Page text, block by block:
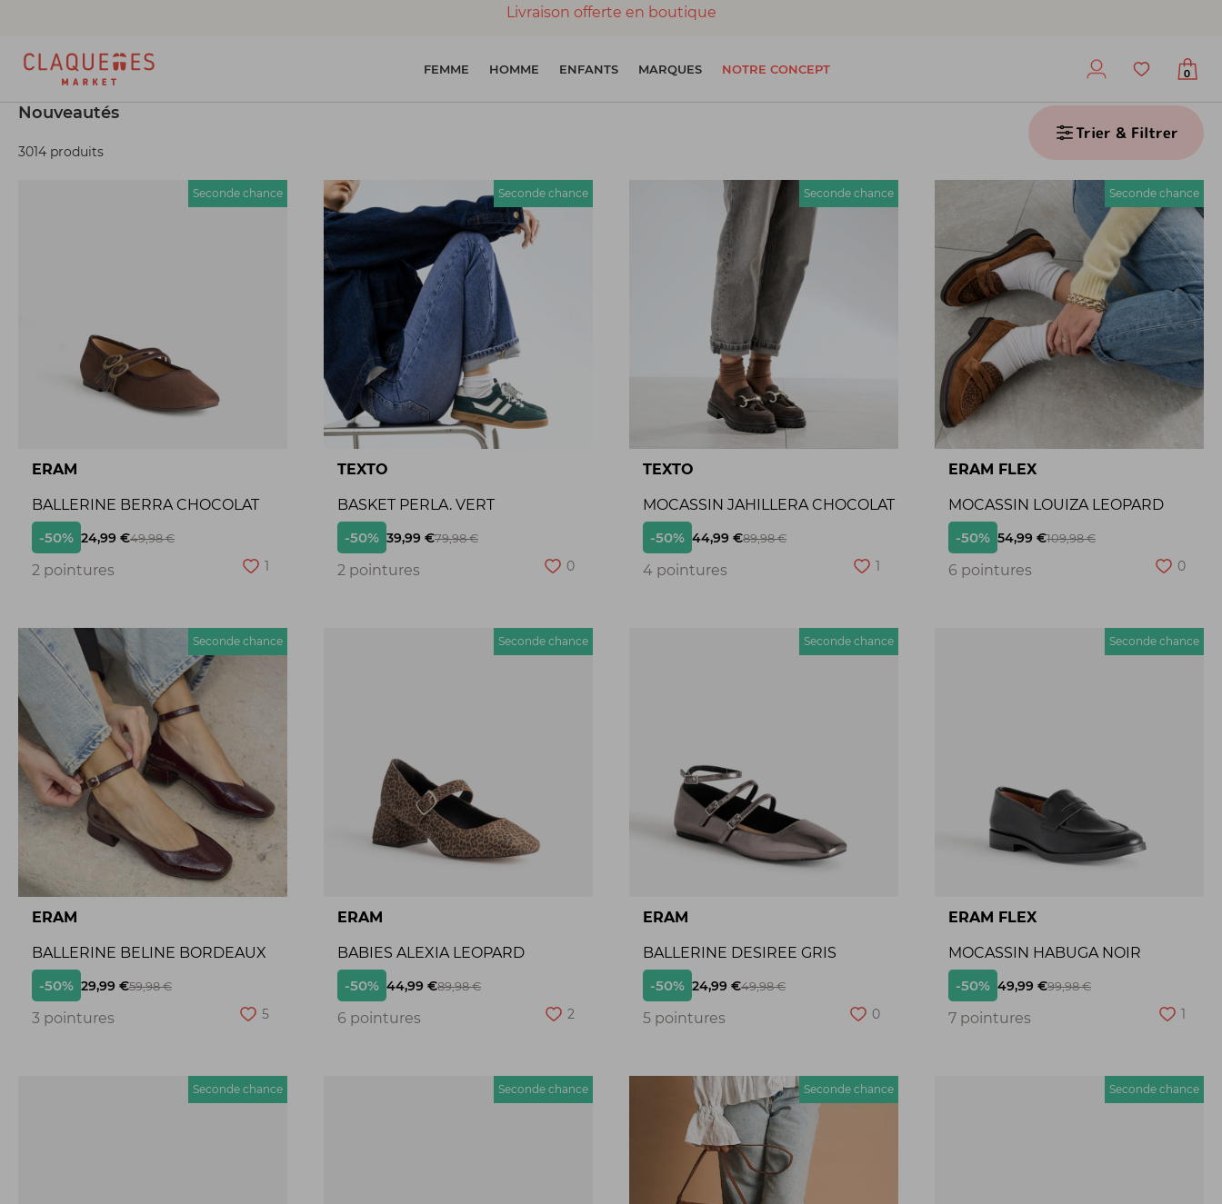
Livraison offerte en boutique
FEMME HOMME ENFANTS MARQUES NOTRE CONCEPT 0
Nouveautés
3014 produits
Trier & Filtrer
Seconde chance
ERAM
BALLERINE BERRA CHOCOLAT
-50% 24,99 €49,98 €
2 pointures 1
Seconde chance
TEXTO
BASKET PERLA. VERT
-50% 39,99 €79,98 €
2 pointures 0
Seconde chance
TEXTO
MOCASSIN JAHILLERA CHOCOLAT
-50% 44,99 €89,98 €
4 pointures 1
Seconde chance
ERAM FLEX
MOCASSIN LOUIZA LEOPARD
-50% 54,99 €109,98 €
6 pointures 0
Seconde chance
ERAM
BALLERINE BELINE BORDEAUX
-50% 29,99 €59,98 €
3 pointures 5
Seconde chance
ERAM
BABIES ALEXIA LEOPARD
-50% 44,99 €89,98 €
6 pointures 2
Seconde chance
ERAM
BALLERINE DESIREE GRIS
-50% 24,99 €49,98 €
5 pointures 0
Seconde chance
ERAM FLEX
MOCASSIN HABUGA NOIR
-50% 49,99 €99,98 €
7 pointures 1
Seconde chance Seconde chance Seconde chance Seconde chance